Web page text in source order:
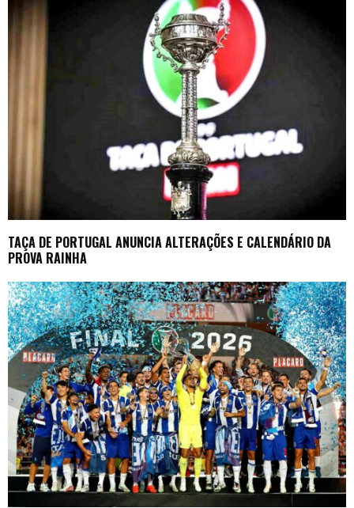
TAÇA DE PORTUGAL ANUNCIA ALTERAÇÕES E CALENDÁRIO DA
PROVA RAINHA